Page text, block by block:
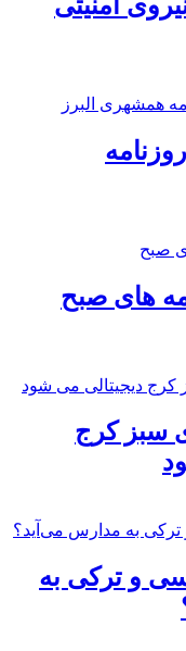
های صبح
سبز کرج
و ترکی به